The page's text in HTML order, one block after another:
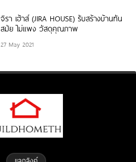
จิรา เฮ้าส์ (JIRA HOUSE) รับสร้างบ้านทัน
สมัย ไม่แพง วัสดุคุณภาพ
27 May 2021